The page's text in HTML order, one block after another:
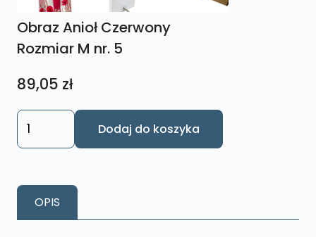
Obraz Anioł Czerwony
Rozmiar M nr. 5
89,05 zł
ilość
Obraz
Rozmiar
Dodaj do koszyka
OPIS